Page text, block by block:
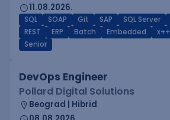
11.08.2026.
SQL SOAP Git SAP SQL Server
REST
ERP Batch Embedded x++
Senior
DevOps Engineer
Pollard Digital Solutions
Beograd | Hibrid